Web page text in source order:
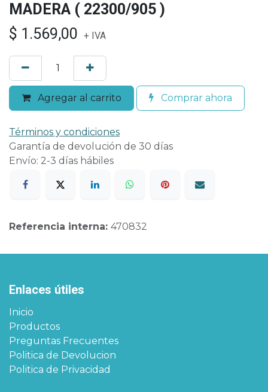
MADERA ( 22300/905 )
$ 1.569,00 + IVA
Agregar al carrito Comprar ahora
Términos y condiciones
Garantía de devolución de 30 días
Envío: 2-3 días hábiles
Referencia interna: 470832
Enlaces útiles
Inicio
Productos
Preguntas Frecuentes
Politica de Devolucion
Politica de Privacidad